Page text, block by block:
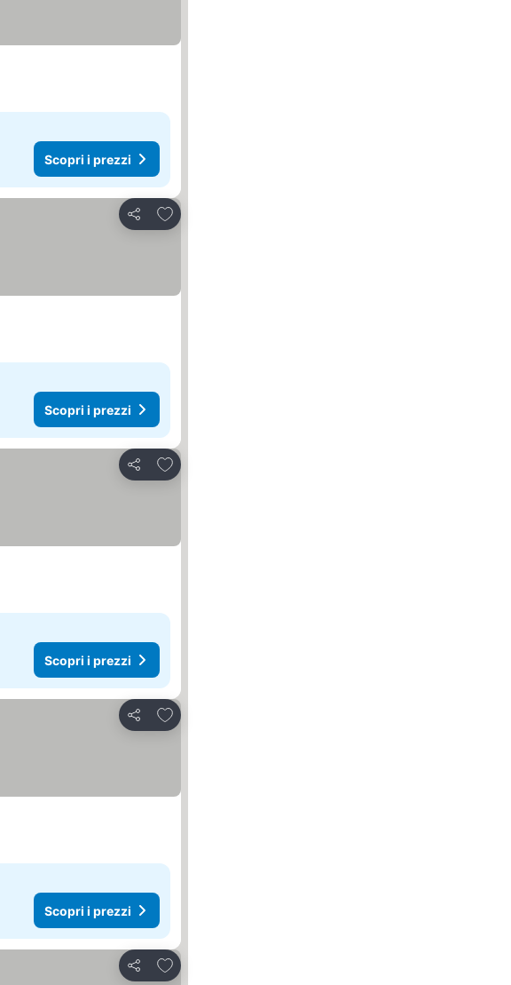
Scopri i prezzi
Condividi
Aggiungi ai preferiti
Scopri i prezzi
Condividi
Aggiungi ai preferiti
Scopri i prezzi
Condividi
Aggiungi ai preferiti
Scopri i prezzi
Condividi
Aggiungi ai preferiti